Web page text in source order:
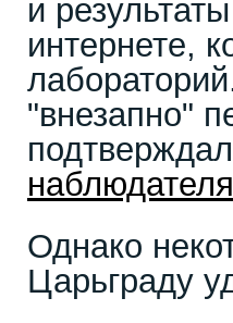
и
интернете,
"внезапно"
Однако
Царьграду